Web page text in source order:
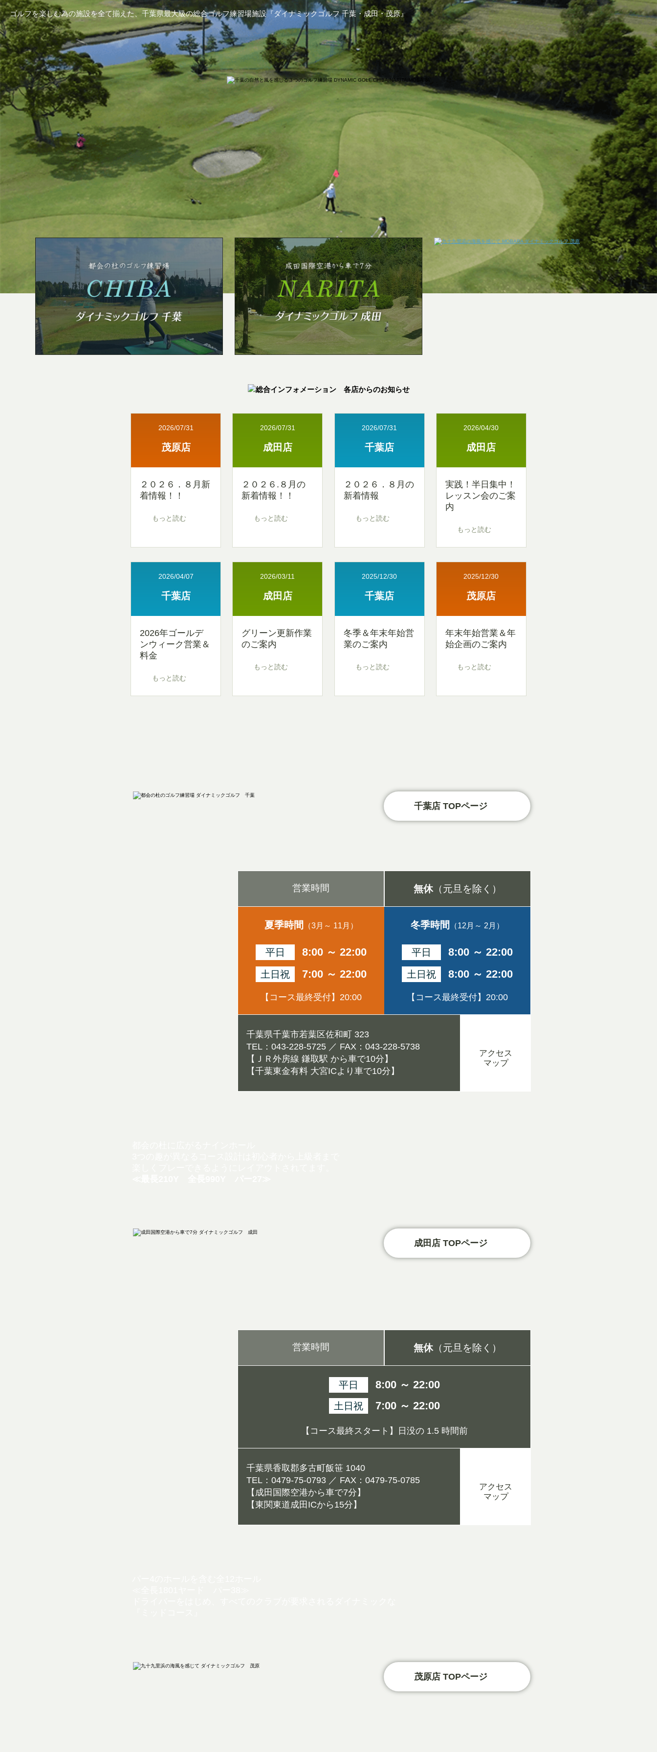
ゴルフを楽しむ為の施設を全て揃えた、千葉県最大級の総合ゴルフ練習場施設『ダイナミックゴルフ 千葉・成田・茂原』
茂原店
2026/07/31
２０２６．８月新
着情報！！
もっと読む
成田店
2026/07/31
２０２６.８月の
新着情報！！
もっと読む
千葉店
2026/07/31
２０２６．８月の
新着情報
もっと読む
成田店
2026/04/30
実践！半日集中！
レッスン会のご案
内
もっと読む
千葉店
2026/04/07
2026年ゴールデ
ンウィーク営業＆
料金
もっと読む
成田店
2026/03/11
グリーン更新作業
のご案内
もっと読む
千葉店
2025/12/30
冬季＆年末年始営
業のご案内
もっと読む
茂原店
2025/12/30
年末年始営業＆年
始企画のご案内
もっと読む
営業時間 無休（元旦を除く）
夏季時間 （3月～ 11月）
平日 8:00 ～ 22:00
土日祝 7:00 ～ 22:00
【コース最終受付】20:00
冬季時間 （12月～ 2月）
平日 8:00 ～ 22:00
土日祝 8:00 ～ 22:00
【コース最終受付】20:00
千葉県千葉市若葉区佐和町 323
TEL：043-228-5725 ／ FAX：043-228-5738
【ＪＲ外房線 鎌取駅 から車で10分】
【千葉東金有料 大宮ICより車で10分】
アクセス
マップ
千葉店 TOPページ
営業時間 無休（元旦を除く）
平日 8:00 ～ 22:00
土日祝 7:00 ～ 22:00
【コース最終スタート】日没の 1.5 時間前
千葉県香取郡多古町飯笹 1040
TEL：0479-75-0793 ／ FAX：0479-75-0785
【成田国際空港から車で7分】
【東関東道成田ICから15分】
アクセス
マップ
成田店 TOPページ
茂原店 TOPページ